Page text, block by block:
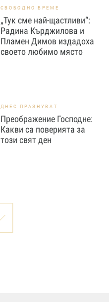
СВОБОДНО ВРЕМЕ
„Тук сме най-щастливи“:
Радина Кърджилова и
Пламен Димов издадоха
своето любимо място
ДНЕС ПРАЗНУВАТ
Преображение Господне:
Какви са поверията за
този свят ден